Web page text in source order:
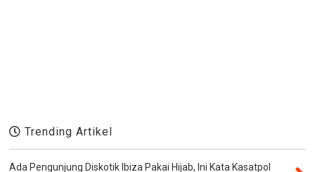
Trending Artikel
Ada Pengunjung Diskotik Ibiza Pakai Hijab, Ini Kata Kasatpol